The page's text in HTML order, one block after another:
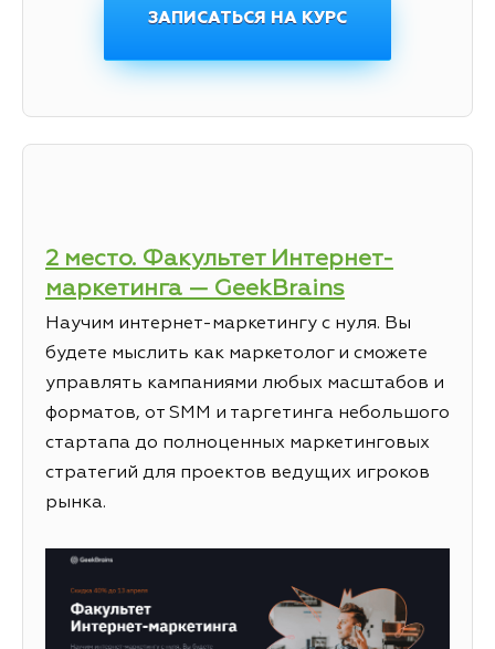
ЗАПИСАТЬСЯ НА КУРС
2 место. Факультет Интернет-
маркетинга — GeekBrains
Научим интернет-маркетингу с нуля. Вы
будете мыслить как маркетолог и сможете
управлять кампаниями любых масштабов и
форматов, от SMM и таргетинга небольшого
стартапа до полноценных маркетинговых
стратегий для проектов ведущих игроков
рынка.